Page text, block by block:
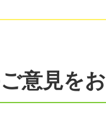
意見を